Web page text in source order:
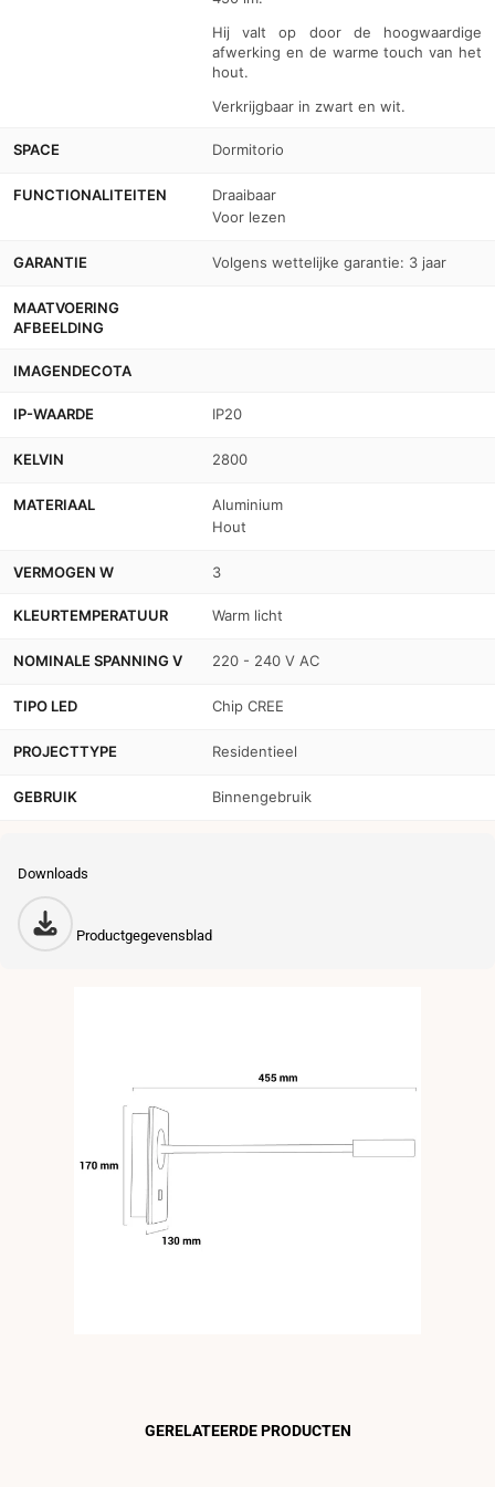
Hij valt op door de hoogwaardige
afwerking en de warme touch van het
hout.
Verkrijgbaar in zwart en wit.
SPACE Dormitorio
FUNCTIONALITEITEN
Draaibaar
Voor lezen
GARANTIE Volgens wettelijke garantie: 3 jaar
MAATVOERING
AFBEELDING
IMAGENDECOTA
IP-WAARDE IP20
KELVIN 2800
MATERIAAL
Aluminium
Hout
VERMOGEN W 3
KLEURTEMPERATUUR Warm licht
NOMINALE SPANNING V 220 - 240 V AC
TIPO LED Chip CREE
PROJECTTYPE Residentieel
GEBRUIK Binnengebruik
Downloads
Productgegevensblad
GERELATEERDE PRODUCTEN